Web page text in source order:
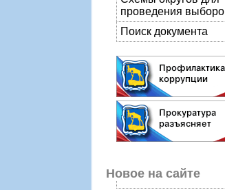
проведения
Поиск документа
Новое на сайте